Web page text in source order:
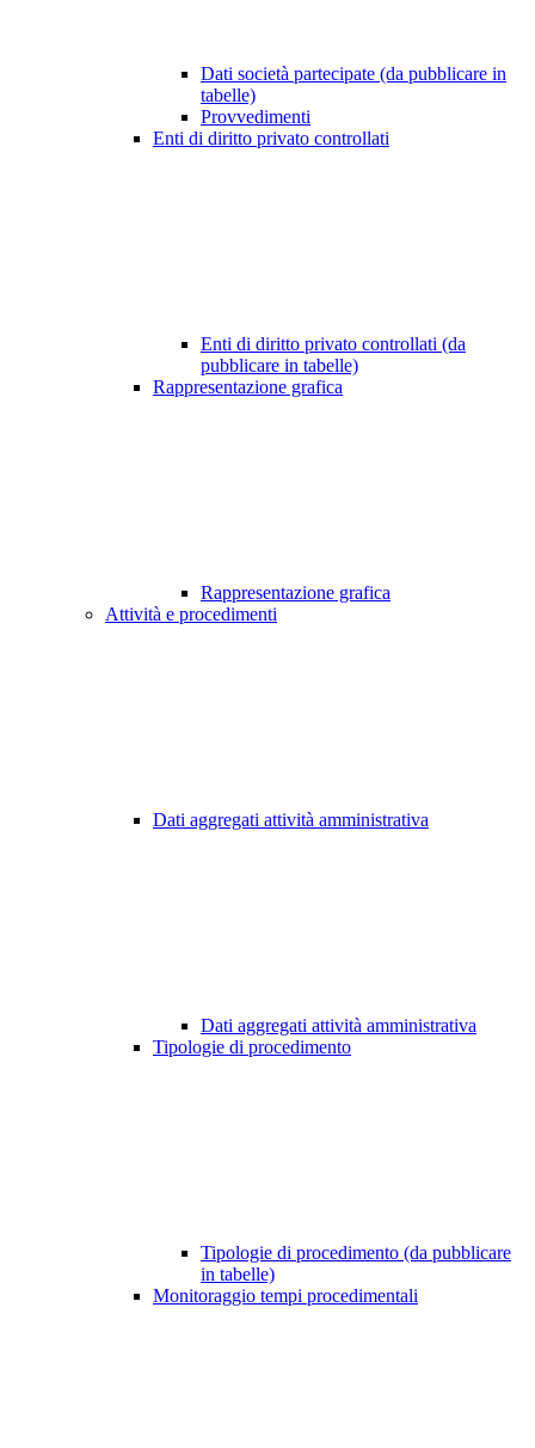
Dati società partecipate (da pubblicare in
tabelle)
Provvedimenti
Enti di diritto privato controllati
Enti di diritto privato controllati (da
pubblicare in tabelle)
Rappresentazione grafica
Rappresentazione grafica
Attività e procedimenti
Dati aggregati attività amministrativa
Dati aggregati attività amministrativa
Tipologie di procedimento
Tipologie di procedimento (da pubblicare
in tabelle)
Monitoraggio tempi procedimentali